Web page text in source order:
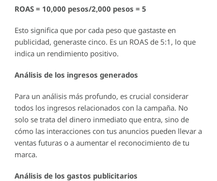
ROAS = 10,000 pesos/2,000 pesos = 5
Esto significa que por cada peso que gastaste en
publicidad, generaste cinco. Es un ROAS de 5:1, lo que
indica un rendimiento positivo.
Análisis de los ingresos generados
Para un análisis más profundo, es crucial considerar
todos los ingresos relacionados con la campaña. No
solo se trata del dinero inmediato que entra, sino de
cómo las interacciones con tus anuncios pueden llevar a
ventas futuras o a aumentar el reconocimiento de tu
marca.
Análisis de los gastos publicitarios